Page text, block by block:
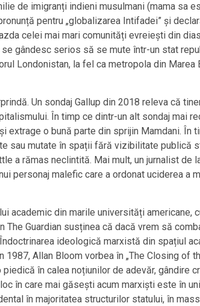
de imigranți indieni musulmani (mama sa
pentru „globalizarea Intifadei” și
celei mai mari comunități evreiești din
gândesc serios să se mute într-un stat
Londonistan, la fel ca metropola din Marea
Un sondaj Gallup din 2018 releva că
În timp ce dintr-un alt sondaj mai
extrage o bună parte din sprijin Mamdani.
sau mutate în spații fără vizibilitate publică
a rămas neclintită. Mai mult, un jurnalist
personaj malefic care a ordonat uciderea a
academic din marile universități
The Guardian susținea că dacă vrem să
ideologică marxistă din spațiul
1987, Allan Bloom vorbea în „The Closing
în calea noțiunilor de adevăr, gândire
în care mai găsești acum marxiști este în
în majoritatea structurilor statului, în